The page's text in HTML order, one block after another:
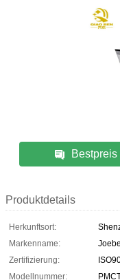
Bestpreis
Produktdetails
Herkunftsort:
Markenname:
Zertifizierung:
Modellnummer: